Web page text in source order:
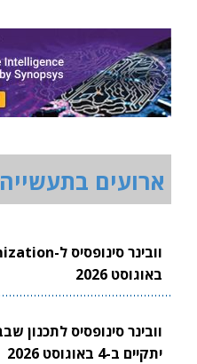
ארועים בתעשייה
באוגוסט 2026
יתקיים ב-4 באוגוסט 2026